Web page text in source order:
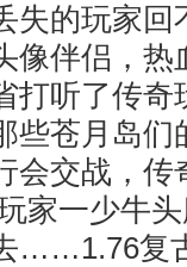
失的玩家回
像伴侣，热
打听了传奇
些苍月岛们
会交战，传
家一少牛
……1.76复